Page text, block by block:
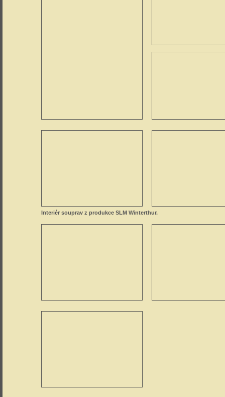
inženýr, Augusto Ferreira Ramos, musel zavítat mezi nejvyšší smetánku
linka a starší dráha musela této ustoupit. Nová dráha byla stavěna